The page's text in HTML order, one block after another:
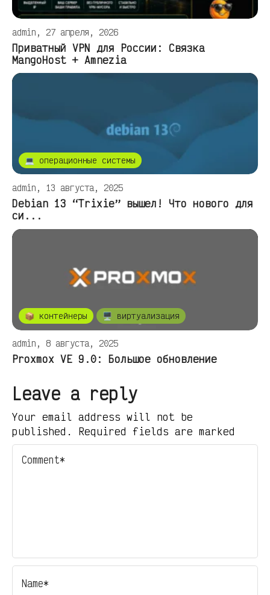
admin, 27 апреля, 2026
Приватный VPN для России: Связка
MangoHost + Amnezia
💻 операционные системы
admin, 13 августа, 2025
Debian 13 “Trixie” вышел! Что нового для
си...
📦 контейнеры 🖥️ виртуализация
admin, 8 августа, 2025
Proxmox VE 9.0: Большое обновление
Leave a reply
Your email address will not be
published. Required fields are marked